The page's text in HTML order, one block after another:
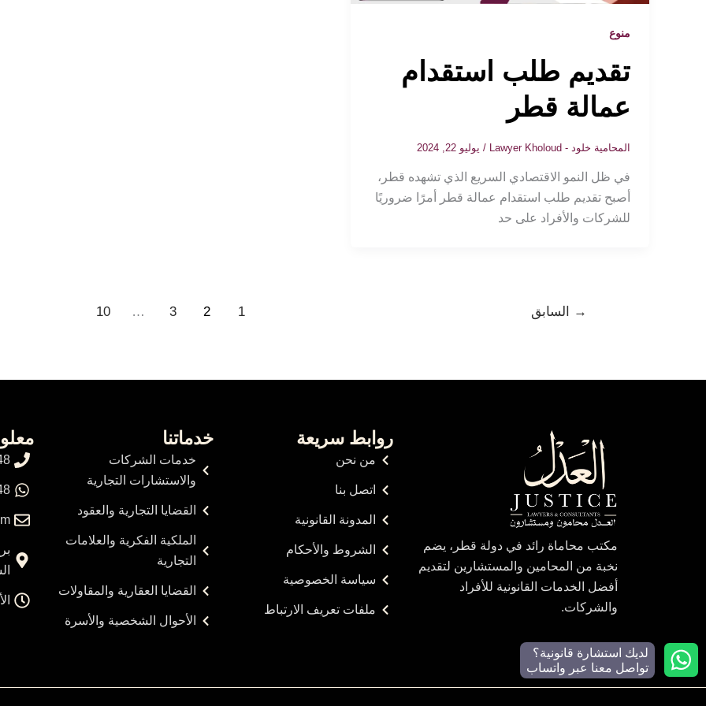
منوع
تقديم طلب استقدام
عمالة قطر
المحامية خلود - Lawyer Kholoud / يوليو 22, 2024
في ظل النمو الاقتصادي السريع الذي تشهده قطر،
أصبح تقديم طلب استقدام عمالة قطر أمرًا ضروريًا
للشركات والأفراد على حد
→ السابق 1
2
3
…
10
مكتب محاماة رائد في دولة قطر، يضم
نخبة من المحامين والمستشارين لتقديم
أفضل الخدمات القانونية للأفراد
والشركات.
روابط سريعة
من نحن
اتصل بنا
المدونة القانونية
الشروط والأحكام
سياسة الخصوصية
ملفات تعريف الارتباط
خدماتنا
خدمات الشركات
والاستشارات التجارية
القضايا التجارية والعقود
الملكية الفكرية والعلامات
التجارية
القضايا العقارية والمقاولات
الأحوال الشخصية والأسرة
لديك استشارة قانونية؟
تواصل معنا عبر واتساب